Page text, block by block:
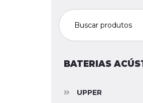
BATERIAS
UPPER